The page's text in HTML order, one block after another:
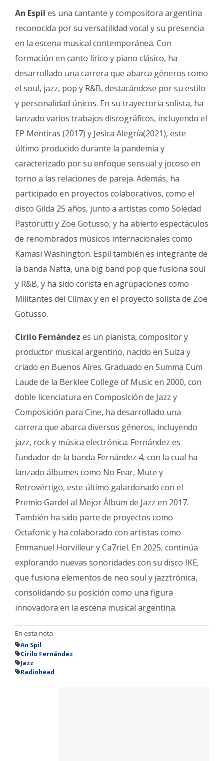
An Espil es una cantante y compositora argentina
reconocida por su versatilidad vocal y su presencia
en la escena musical contemporánea. Con
formación en canto lírico y piano clásico, ha
desarrollado una carrera que abarca géneros como
el soul, jazz, pop y R&B, destacándose por su estilo
y personalidad únicos. En su trayectoria solista, ha
lanzado varios trabajos discográficos, incluyendo el
EP Mentiras (2017) y Jesica Alegría(2021), este
último producido durante la pandemia y
caracterizado por su enfoque sensual y jocoso en
torno a las relaciones de pareja. Además, ha
participado en proyectos colaborativos, como el
disco Gilda 25 años, junto a artistas como Soledad
Pastorutti y Zoe Gotusso, y ha abierto espectáculos
de renombrados músicos internacionales como
Kamasi Washington. Espil también es integrante de
la banda Nafta, una big band pop que fusiona soul
y R&B, y ha sido corista en agrupaciones como
Militantes del Clímax y en el proyecto solista de Zoe
Gotusso.
Cirilo Fernández es un pianista, compositor y
productor musical argentino, nacido en Suiza y
criado en Buenos Aires. Graduado en Summa Cum
Laude de la Berklee College of Music en 2000, con
doble licenciatura en Composición de Jazz y
Composición para Cine, ha desarrollado una
carrera que abarca diversos géneros, incluyendo
jazz, rock y música electrónica. Fernández es
fundador de la banda Fernández 4, con la cual ha
lanzado álbumes como No Fear, Mute y
Retrovértigo, este último galardonado con el
Premio Gardel al Mejor Álbum de Jazz en 2017.
También ha sido parte de proyectos como
Octafonic y ha colaborado con artistas como
Emmanuel Horvilleur y Ca7riel. En 2025, continúa
explorando nuevas sonoridades con su disco IKE,
que fusiona elementos de neo soul y jazztrónica,
consolidando su posición como una figura
innovadora en la escena musical argentina.
En esta nota
An Spil
Cirilo Fernández
Jazz
Radiohead